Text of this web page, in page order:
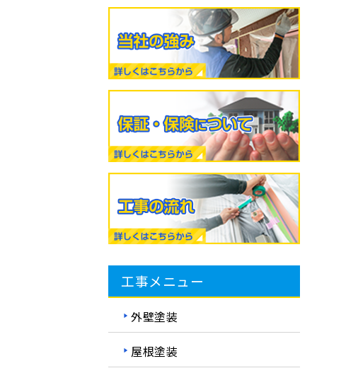
工事メニュー
外壁塗装
屋根塗装